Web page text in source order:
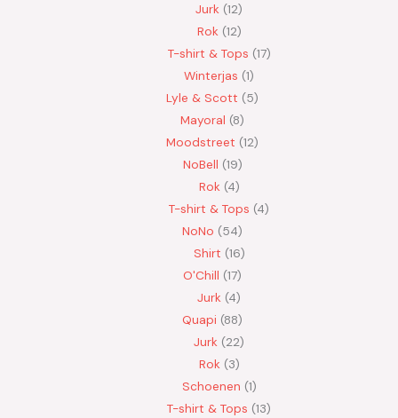
Jurk 12
Rok 12
T-shirt & Tops 17
Winterjas 1
Lyle & Scott
5
Mayoral 8
Moodstreet 12
NoBell 19
Rok 4
T-shirt & Tops 4
NoNo
54
Shirt 16
O'Chill 17
Jurk 4
Quapi 88
Jurk 22
Rok 3
Schoenen 1
T-shirt & Tops 13